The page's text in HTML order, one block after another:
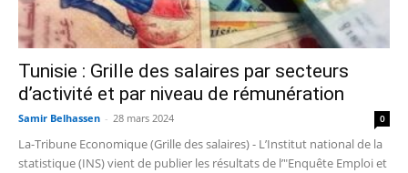
Tunisie : Grille des salaires par secteurs
d’activité et par niveau de rémunération
Samir Belhassen - 28 mars 2024 0
La-Tribune Economique (Grille des salaires) - L’Institut national de la
statistique (INS) vient de publier les résultats de l’"Enquête Emploi et